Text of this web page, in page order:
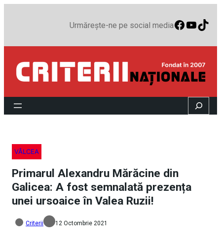
Urmărește-ne pe social media
Search
VÂLCEA
Primarul Alexandru Mărăcine din
Galicea: A fost semnalată prezența
unei ursoaice în Valea Ruzii!
Criterii 12 Octombrie 2021